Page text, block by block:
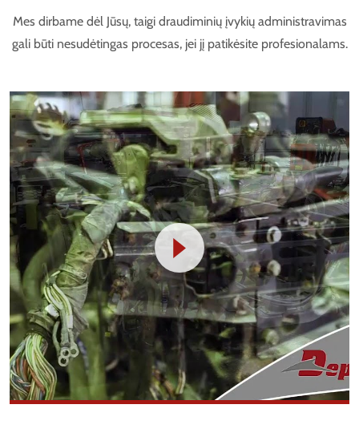
Mes dirbame dėl Jūsų, taigi draudiminių įvykių administravimas
gali būti nesudėtingas procesas, jei jį patikėsite profesionalams.